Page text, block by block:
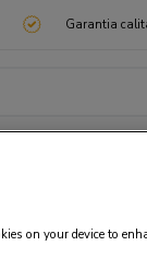
Garantia
on your device to